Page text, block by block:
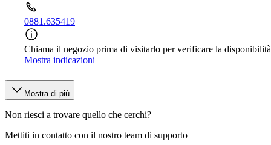
0881.635419
Chiama il negozio prima di visitarlo per verificare la
Mostra indicazioni
Mostra di più
Non riesci a trovare quello che cerchi?
Mettiti in contatto con il nostro team di supporto